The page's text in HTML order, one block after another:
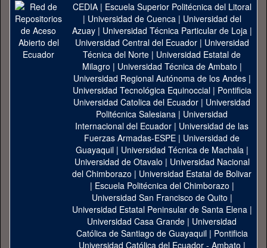
CEDIA| Escuela Superior Politécnica del Litoral
| Universidad de Cuenca| Universidad del
Azuay| Universidad Técnica Particular de Loja|
Universidad Central del Ecuador| Universidad
Técnica del Norte | Universidad Estatal de
Milagro | Universidad Técnica de Ambato |
Universidad Regional Autónoma de los Andes|
Universidad Tecnológica Equinoccial| Pontificia
Universidad Catolica del Ecuador | Universidad
Politécnica Salesiana | Universidad
Internacional del Ecuador | Universidad de las
Fuerzas Armadas-ESPE | Universidad de
Guayaquil| Universidad Técnica de Machala|
Universidad de Otavalo | Universidad Nacional
del Chimborazo | Universidad Estatal de Bolivar
| Escuela Politécnica del Chimborazo |
Universidad San Francisco de Quito |
Universidad Estatal Peninsular de Santa Elena|
Universidad Casa Grande | Universidad
Católica de Santiago de Guayaquil| Pontificia
Universidad Católica del Ecuador - Ambato |